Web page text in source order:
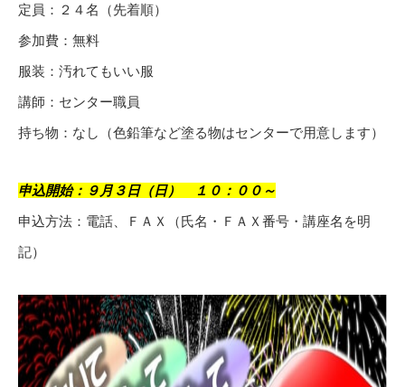
定員：２４名（先着順）
参加費：無料
服装：汚れてもいい服
講師：センター職員
持ち物：なし（色鉛筆など塗る物はセンターで用意します）
申込開始：９月３日（日） １０：００～
申込方法：電話、ＦＡＸ（氏名・ＦＡＸ番号・講座名を明
記）